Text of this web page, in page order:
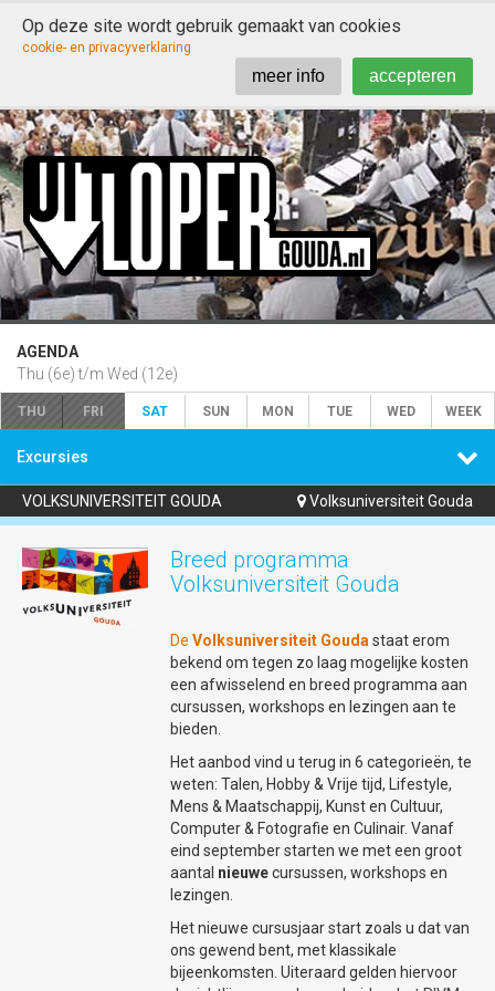
Op deze site wordt gebruik gemaakt van cookies
cookie- en privacyverklaring
accepteren
meer info
THU FRI SAT SUN MON TUE WED WEEK
AGENDA
Thu (6e) t/m Wed (12e)

Excursies
VOLKSUNIVERSITEIT GOUDA  Volksuniversiteit Gouda
Breed programma
Volksuniversiteit Gouda
DeVolksuniversiteit Gouda staat erom
bekend om tegen zo laag mogelijke kosten
een afwisselend en breed programma aan
cursussen, workshops en lezingen aan te
bieden.
Het aanbod vind u terug in 6 categorieën, te
weten: Talen, Hobby & Vrije tijd, Lifestyle,
Mens & Maatschappij, Kunst en Cultuur,
Computer & Fotografie en Culinair. Vanaf
eind september starten we met een groot
aantal nieuwecursussen, workshops en
lezingen.
Het nieuwe cursusjaar start zoals u dat van
ons gewend bent, met klassikale
bijeenkomsten. Uiteraard gelden hiervoor